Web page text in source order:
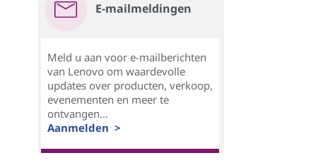
E-mailmeldingen
Meld u aan voor e-mailberichten
van Lenovo om waardevolle
updates over producten, verkoop,
evenementen en meer te
ontvangen...
Aanmelden >